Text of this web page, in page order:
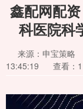
鑫配网配
科医院科
来源：申宝策略
13:45:19
查看：